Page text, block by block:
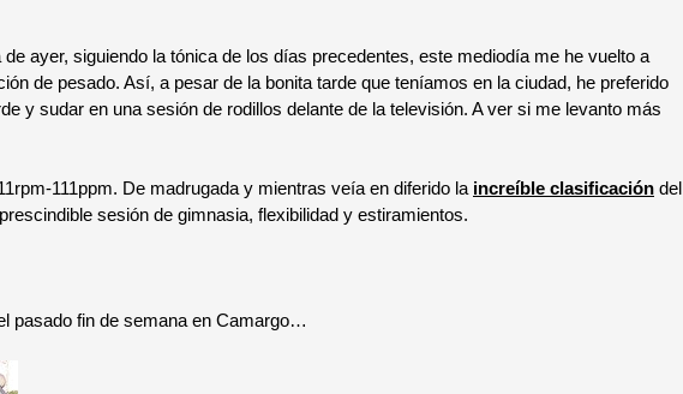
ayer, siguiendo la tónica de los días precedentes, este mediodía me he vuelto a
de pesado. Así, a pesar de la bonita tarde que teníamos en la ciudad, he preferido
y sudar en una sesión de rodillos delante de la televisión. A ver si me levanto más
111ppm. De madrugada y mientras veía en diferido la increíble clasificación del
sesión de gimnasia, flexibilidad y estiramientos.
pasado fin de semana en Camargo…